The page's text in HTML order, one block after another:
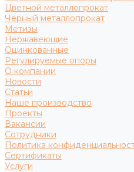
Цветной металлопрокат
Черный металлопрокат
Метизы
Нержавеющие
Оцинкованные
Регулируемые опоры
О компании
Новости
Статьи
Наше производство
Проекты
Вакансии
Сотрудники
Политика
Сертификаты
Услуги